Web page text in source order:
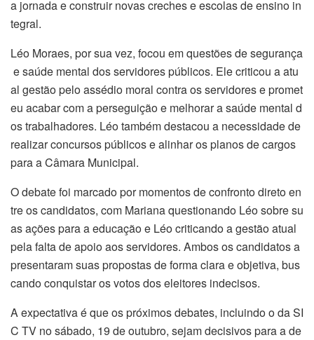
a jornada e construir novas creches e escolas de ensino in
tegral.
Léo Moraes, por sua vez, focou em questões de segurança
e saúde mental dos servidores públicos. Ele criticou a atu
al gestão pelo assédio moral contra os servidores e promet
eu acabar com a perseguição e melhorar a saúde mental d
os trabalhadores. Léo também destacou a necessidade de
realizar concursos públicos e alinhar os planos de cargos
para a Câmara Municipal.
O debate foi marcado por momentos de confronto direto en
tre os candidatos, com Mariana questionando Léo sobre su
as ações para a educação e Léo criticando a gestão atual
pela falta de apoio aos servidores. Ambos os candidatos a
presentaram suas propostas de forma clara e objetiva, bus
cando conquistar os votos dos eleitores indecisos.
A expectativa é que os próximos debates, incluindo o da SI
C TV no sábado, 19 de outubro, sejam decisivos para a de